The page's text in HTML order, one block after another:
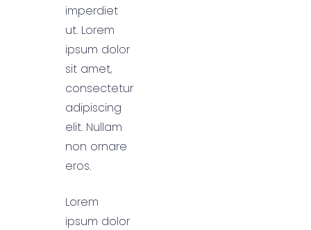
imperdiet
ut. Lorem
ipsum dolor
sit amet,
consectetur
adipiscing
elit. Nullam
non ornare
eros.
Lorem
ipsum dolor